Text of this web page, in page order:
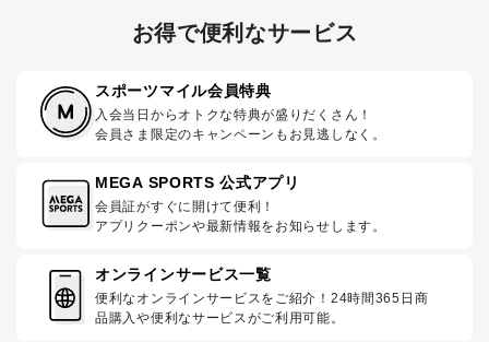
お得で便利なサービス
スポーツマイル会員特典
入会当日からオトクな特典が盛りだくさん！
会員さま限定のキャンペーンもお見逃しなく。
MEGA SPORTS 公式アプリ
会員証がすぐに開けて便利！
アプリクーポンや最新情報をお知らせします。
オンラインサービス一覧
便利なオンラインサービスをご紹介！24時間365日商
品購入や便利なサービスがご利用可能。